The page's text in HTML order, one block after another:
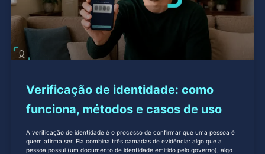
Verificação de identidade: como
funciona, métodos e casos de uso
A verificação de identidade é o processo de confirmar que uma pessoa é
quem afirma ser. Ela combina três camadas de evidência: algo que a
pessoa possui (um documento de identidade emitido pelo governo), algo